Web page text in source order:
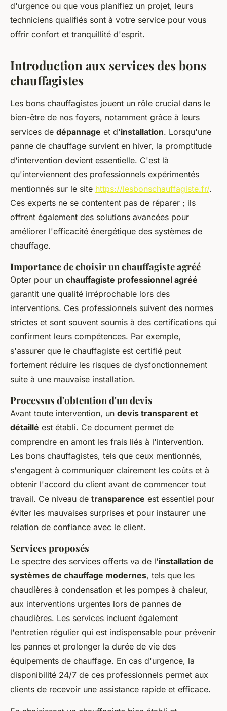
d'urgence ou que vous planifiez un projet, leurs
techniciens qualifiés sont à votre service pour vous
offrir confort et tranquillité d'esprit.
Introduction aux services des bons
chauffagistes
Les bons chauffagistes jouent un rôle crucial dans le
bien-être de nos foyers, notamment grâce à leurs
services de dépannage et d'installation. Lorsqu'une
panne de chauffage survient en hiver, la promptitude
d'intervention devient essentielle. C'est là
qu'interviennent des professionnels expérimentés
mentionnés sur le site https://lesbonschauffagiste.fr/.
Ces experts ne se contentent pas de réparer ; ils
offrent également des solutions avancées pour
améliorer l'efficacité énergétique des systèmes de
chauffage.
Importance de choisir un chauffagiste agréé
Opter pour un chauffagiste professionnel agréé
garantit une qualité irréprochable lors des
interventions. Ces professionnels suivent des normes
strictes et sont souvent soumis à des certifications qui
confirment leurs compétences. Par exemple,
s'assurer que le chauffagiste est certifié peut
fortement réduire les risques de dysfonctionnement
suite à une mauvaise installation.
Processus d'obtention d'un devis
Avant toute intervention, un devis transparent et
détaillé est établi. Ce document permet de
comprendre en amont les frais liés à l'intervention.
Les bons chauffagistes, tels que ceux mentionnés,
s'engagent à communiquer clairement les coûts et à
obtenir l'accord du client avant de commencer tout
travail. Ce niveau de transparence est essentiel pour
éviter les mauvaises surprises et pour instaurer une
relation de confiance avec le client.
Services proposés
Le spectre des services offerts va de l'installation de
systèmes de chauffage modernes, tels que les
chaudières à condensation et les pompes à chaleur,
aux interventions urgentes lors de pannes de
chaudières. Les services incluent également
l'entretien régulier qui est indispensable pour prévenir
les pannes et prolonger la durée de vie des
équipements de chauffage. En cas d'urgence, la
disponibilité 24/7 de ces professionnels permet aux
clients de recevoir une assistance rapide et efficace.